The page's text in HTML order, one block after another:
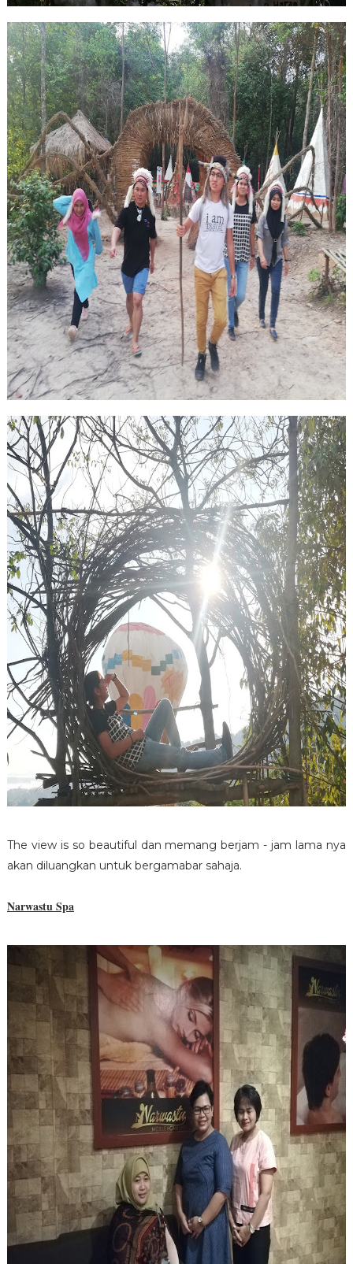
The view is so beautiful dan memang berjam - jam lama nya
akan diluangkan untuk bergamabar sahaja.
Narwastu Spa